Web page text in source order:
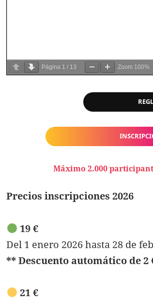
Página 1 / 13 Zoom 100%
Máximo 2.000
Precios inscripciones 2026
19 €
Del 1 enero 2026 hasta 28 de
** Descuento automático de 2
21 €